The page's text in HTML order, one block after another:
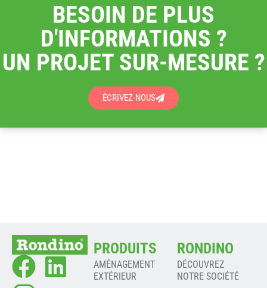
BESOIN DE PLUS
D'INFORMATIONS ?
UN PROJET SUR-MESURE ?
ÉCRIVEZ-NOUS
PRODUITS
AMÉNAGEMENT
EXTÉRIEUR
RONDINO
DÉCOUVREZ
NOTRE SOCIÉTÉ